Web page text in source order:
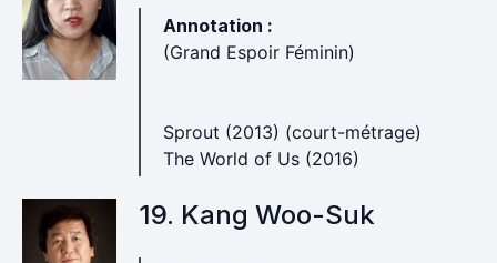
Annotation :
(Grand Espoir Féminin)
Sprout (2013) (court-métrage)
The World of Us (2016)
19. Kang Woo-Suk